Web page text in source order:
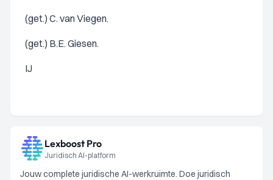
(get.) C. van Viegen.
(get.) B.E. Giesen.
IJ
Lexboost Pro
Juridisch AI-platform
Jouw complete juridische AI-werkruimte. Doe juridisch